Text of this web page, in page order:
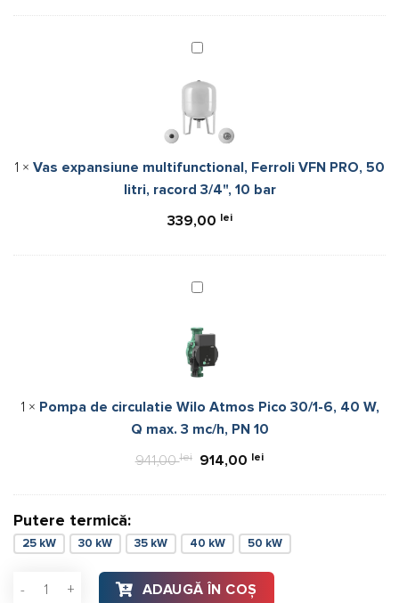
fost:
Vas
multifunctional,
Ferroli
VFN
50
litri,
racord
10
1 × Vas expansiune multifunctional, Ferroli VFN PRO, 50
litri, racord 3/4", 10 bar
339,00 lei
Pompa
circulatie
Wilo
Atmos
30/1-
6,
40
Q
3
mc/h,
PN
10
1 × Pompa de circulatie Wilo Atmos Pico 30/1-6, 40 W,
Q max. 3 mc/h, PN 10
941,00lei
Prețul
941,00 lei.
914,00 leiPrețul
Putere termică:
25 kW 30 kW 35 kW 40 kW 50 kW
Cantitate Centrala termica pe lemne Ferroli JAR 35 kW
ADAUGĂ ÎN COȘ